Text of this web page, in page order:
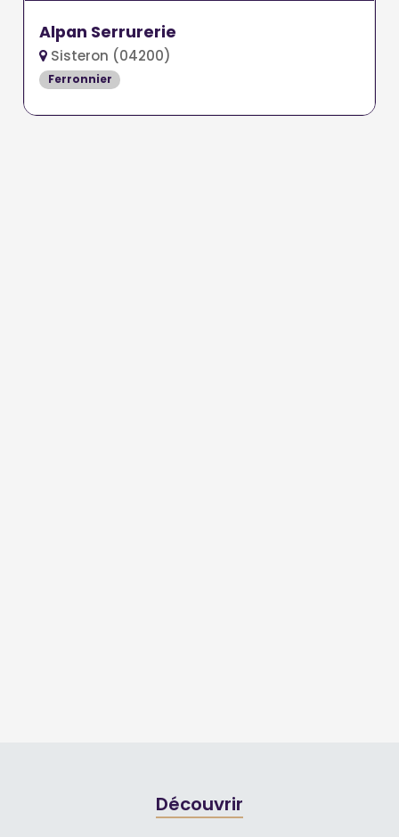
Alpan Serrurerie
Sisteron (04200)
Ferronnier
Découvrir